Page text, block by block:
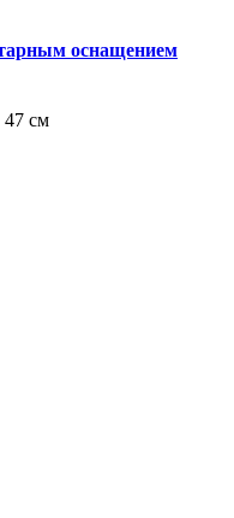
оснащением
47 см